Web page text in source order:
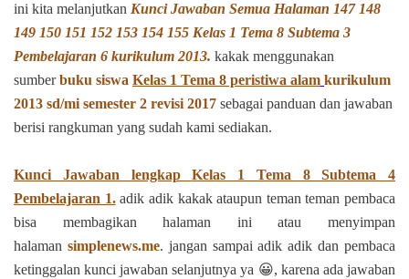
ini kita melanjutkan Kunci Jawaban Semua Halaman 147 148
149 150 151 152 153 154 155 Kelas 1 Tema 8 Subtema 3
Pembelajaran 6 kurikulum 2013. kakak menggunakan
sumberbuku siswa Kelas 1 Tema 8 peristiwa alam kurikulum
2013 sd/mi semester 2 revisi 2017 sebagai panduan dan jawaban
berisi rangkuman yang sudah kami sediakan.
Kunci Jawaban lengkapKelas 1 Tema 8 Subtema 4
Pembelajaran 1. adik adik kakak ataupun teman teman pembaca
bisa membagikan halaman ini atau menyimpan
halaman simplenews.me. jangan sampai adik adik dan pembaca
ketinggalan kunci jawaban selanjutnya ya 😀, karena ada jawaban